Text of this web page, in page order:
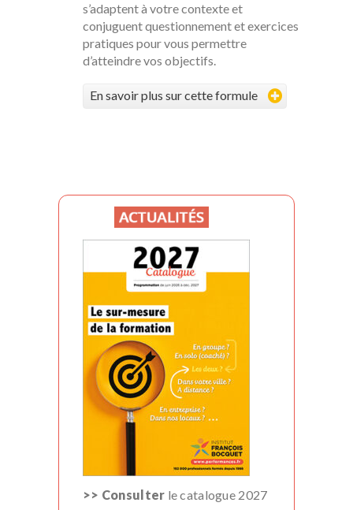
s’adaptent à votre contexte et
conjuguent questionnement et exercices
pratiques pour vous permettre
d’atteindre vos objectifs.
En savoir plus sur cette formule
>> Consulter le catalogue 2027